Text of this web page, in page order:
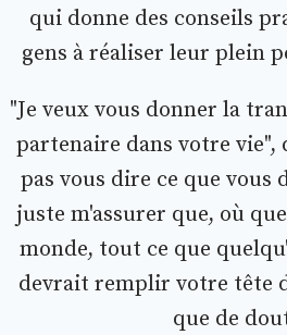
qui donne des conseils
gens à réaliser leur plein
"Je veux vous donner la
partenaire dans votre vie",
pas vous dire ce que vous
juste m'assurer que, où
monde, tout ce que
devrait remplir votre tête
que de